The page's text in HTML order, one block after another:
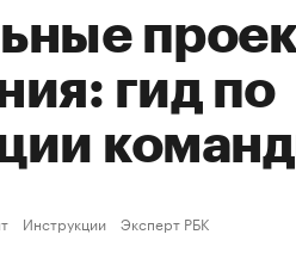
гид по
Инструкции Эксперт РБК